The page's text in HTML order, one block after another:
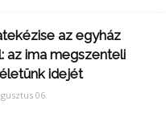
az egyház
az ima megszenteli
idejét
06.